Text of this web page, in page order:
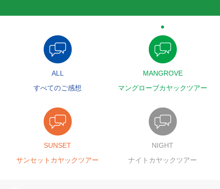
ALL
すべてのご感想
MANGROVE
マングローブカヤックツアー
SUNSET
サンセットカヤックツアー
NIGHT
ナイトカヤックツアー